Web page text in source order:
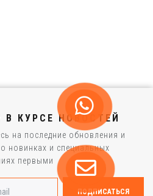
В КУРСЕ НОВОСТЕЙ
на последние обновления и
новинках и специальных
первыми